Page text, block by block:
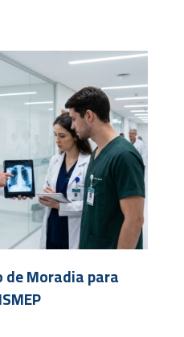
Moradia para